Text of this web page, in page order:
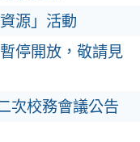
源」活動
停開放，敬請見
次校務會議公告